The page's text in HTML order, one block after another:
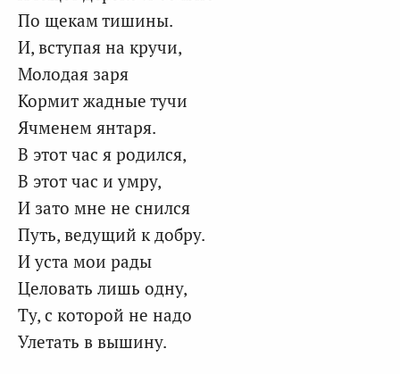
По щекам тишины.
И, вступая на кручи,
Молодая заря
Кормит жадные тучи
Ячменем янтаря.
В этот час я родился,
В этот час и умру,
И зато мне не снился
Путь, ведущий к добру.
И уста мои рады
Целовать лишь одну,
Ту, с которой не надо
Улетать в вышину.